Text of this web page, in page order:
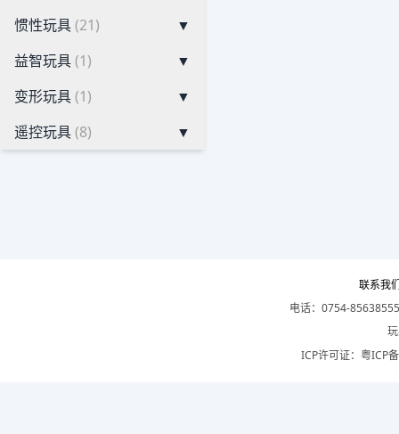
惯性玩具(21)
▼
益智玩具(1)
▼
变形玩具(1)
▼
遥控玩具(8) ▼
联系我
电话：0754-
ICP许可证： 粤ICP